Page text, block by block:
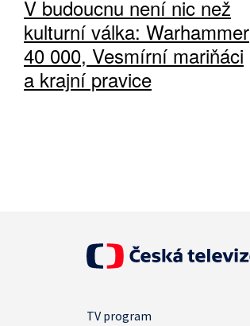
V budoucnu není nic než
kulturní válka: Warhammer
40 000, Vesmírní mariňáci
a krajní pravice
TV program